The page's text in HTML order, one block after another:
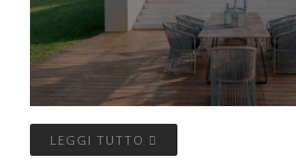
LEGGI TUTTO